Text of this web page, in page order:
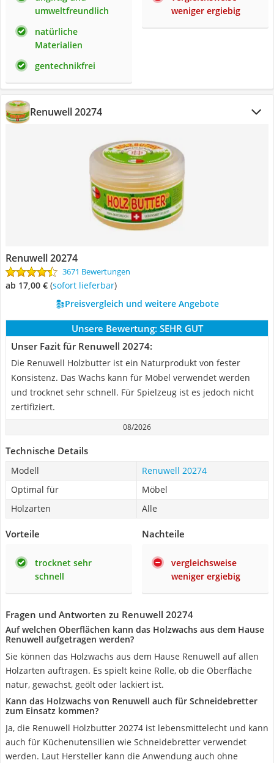
umweltfreundlich
natürliche
Materialien
gentechnikfrei
weniger ergiebig
Renuwell 20274
Renuwell 20274
3671 Bewertungen
ab 17,00 € ( Sofort lieferbar)
Preisvergleich und weitere Angebote
Unsere Bewertung: SEHR GUT
Unser Fazit für Renuwell 20274:
Die Renuwell Holzbutter ist ein Naturprodukt von fester
Konsistenz. Das Wachs kann für Möbel verwendet werden
und trocknet sehr schnell. Für Spielzeug ist es jedoch nicht
zertifiziert.
08/2026
Technische Details
Modell
Renuwell 20274
Optimal für
Möbel
Holzarten
Alle
Vorteile
trocknet sehr
schnell
Nachteile
vergleichsweise
weniger ergiebig
Fragen und Antworten zu Renuwell 20274
Auf welchen Oberflächen kann das Holzwachs aus dem Hause
Renuwell aufgetragen werden?
Sie können das Holzwachs aus dem Hause Renuwell auf allen
Holzarten auftragen. Es spielt keine Rolle, ob die Oberfläche
natur, gewachst, geölt oder lackiert ist.
Kann das Holzwachs von Renuwell auch für Schneidebretter
zum Einsatz kommen?
Ja, die Renuwell Holzbutter 20274 ist lebensmittelecht und kann
auch für Küchenutensilien wie Schneidebretter verwendet
werden. Laut Hersteller kann die Anwendung auch ohne